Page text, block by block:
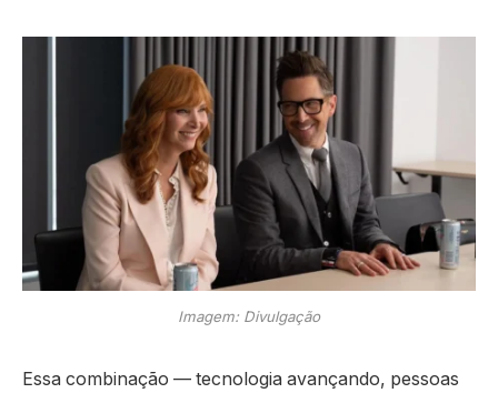
Imagem: Divulgação
Essa combinação — tecnologia avançando, pessoas